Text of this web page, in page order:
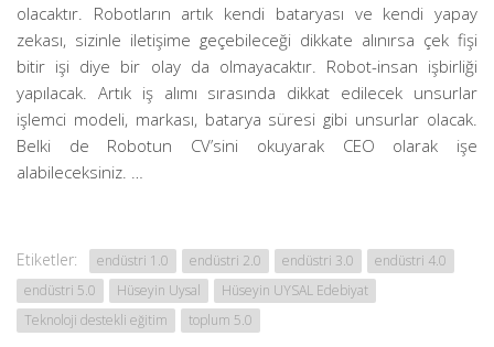
olacaktır. Robotların artık kendi bataryası ve kendi yapay
zekası, sizinle iletişime geçebileceği dikkate alınırsa çek fişi
bitir işi diye bir olay da olmayacaktır. Robot-insan işbirliği
yapılacak. Artık iş alımı sırasında dikkat edilecek unsurlar
işlemci modeli, markası, batarya süresi gibi unsurlar olacak.
Belki de Robotun CV’sini okuyarak CEO olarak işe
alabileceksiniz. …
Etiketler: endüstri 1.0 endüstri 2.0 endüstri 3.0
endüstri 4.0
endüstri 5.0
Hüseyin Uysal
Hüseyin UYSAL Edebiyat
Teknoloji destekli eğitim
toplum 5.0